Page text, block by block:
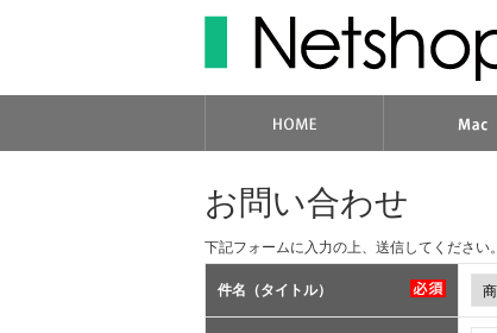
お問い合わせ
下記フォームに入力の上、送信してください。
件名（タイトル）